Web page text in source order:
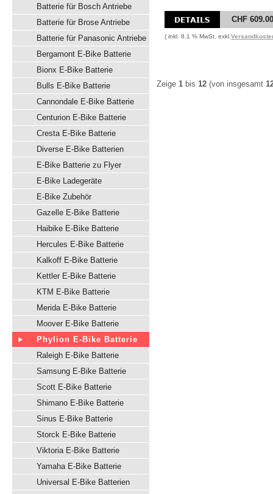
Batterie für Bosch Antriebe
Batterie für Brose Antriebe
Batterie für Panasonic Antriebe
Bergamont E-Bike Batterie
Bionx E-Bike Batterie
Bulls E-Bike Batterie
Cannondale E-Bike Batterie
Centurion E-Bike Batterie
Cresta E-Bike Batterie
Diverse E-Bike Batterien
E-Bike Batterie zu Flyer
E-Bike Ladegeräte
E-Bike Zubehör
Gazelle E-Bike Batterie
Haibike E-Bike Batterie
Hercules E-Bike Batterie
Kalkoff E-Bike Batterie
Kettler E-Bike Batterie
KTM E-Bike Batterie
Merida E-Bike Batterie
Moover E-Bike Batterie
Phylion E-Bike Batterie
Raleigh E-Bike Batterie
Samsung E-Bike Batterie
Scott E-Bike Batterie
Shimano E-Bike Batterie
Sinus E-Bike Batterie
Storck E-Bike Batterie
Viktoria E-Bike Batterie
Yamaha E-Bike Batterie
Universal E-Bike Batterien
CHF 609.00
( inkl. 8.1 % MwSt. exkl.
Zeige 1 bis 12 (von insgesamt